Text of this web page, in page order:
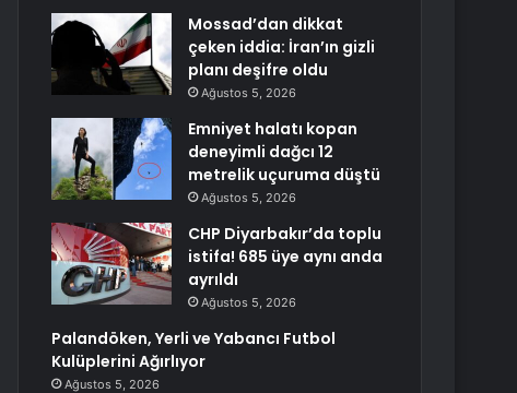
Mossad’dan dikkat
çeken iddia: İran’ın gizli
planı deşifre oldu
Ağustos 5, 2026
Emniyet halatı kopan
deneyimli dağcı 12
metrelik uçuruma düştü
Ağustos 5, 2026
CHP Diyarbakır’da toplu
istifa! 685 üye aynı anda
ayrıldı
Ağustos 5, 2026
Palandöken, Yerli ve Yabancı Futbol
Kulüplerini Ağırlıyor
Ağustos 5, 2026